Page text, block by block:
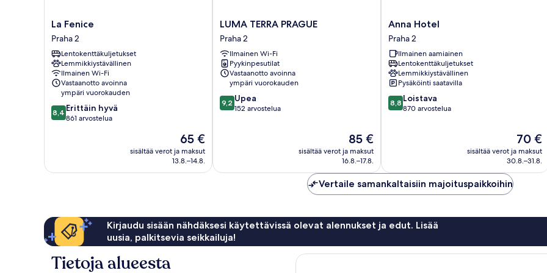
La
Fenice
Praha
2
La Fenice
Praha 2
Lentokenttäkuljetukset
Lemmikkiystävällinen
Ilmainen Wi-Fi
Vastaanotto avoinna
ympäri vuorokauden
8.4
kautta
arvostelua
8,4 Erittäin hyvä
861 arvostelua
Hinta
on
65 €
65 €
sisältää verot ja maksut
13.8.–14.8.
LUMA
TERRA
PRAGUE
Praha
2
LUMA TERRA PRAGUE
Praha 2
Ilmainen Wi-Fi
Pyykinpesutilat
Vastaanotto avoinna
ympäri vuorokauden
9.2
kautta
9,2 Upea
152 arvostelua
Hinta
on
85 €
85 €
sisältää verot ja maksut
16.8.–17.8.
Anna
Hotel
Praha
2
Anna Hotel
Praha 2
Ilmainen aamiainen
Lentokenttäkuljetukset
Lemmikkiystävällinen
Pysäköinti saatavilla
8.8
kautta
8,8 Loistava
870 arvostelua
Hinta
on
70 €
70 €
sisältää verot ja maksut
30.8.–31.8.
Vertaile samankaltaisiin majoituspaikkoihin
Kirjaudu sisään nähdäksesi käytettävissä olevat alennukset ja edut. Lisää
uusia, palkitsevia seikkailuja!
Tietoja alueesta